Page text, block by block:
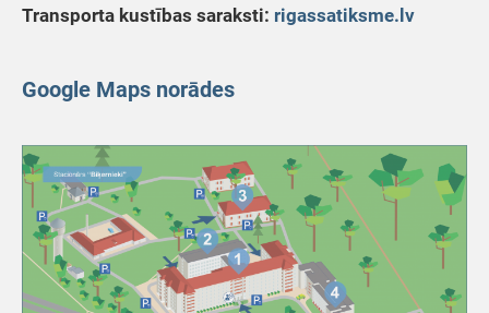
Transporta kustības saraksti: rigassatiksme.lv
Google Maps norādes